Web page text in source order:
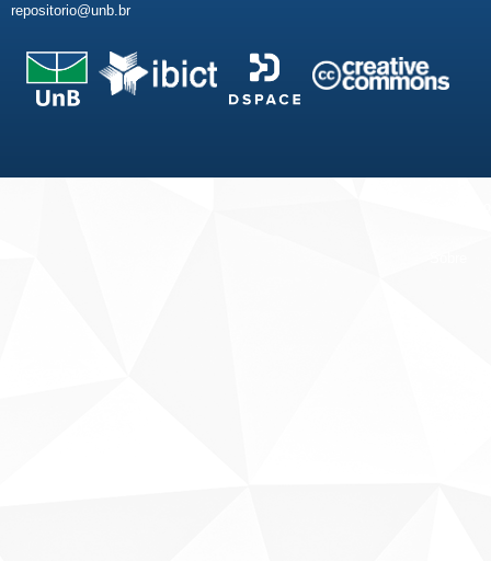
repositorio@unb.br